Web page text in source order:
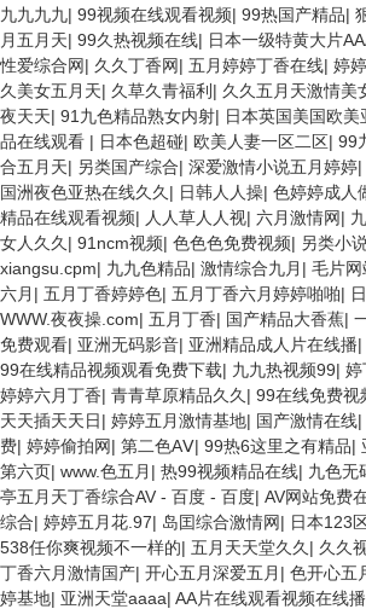
九九九九| 99视频在线观看视频| 99热国产精品|
月五月天| 99久热视频在线| 日本一级特黄大片
性爱综合网| 久久丁香网| 五月婷婷丁香在线| 婷
久美女五月天| 久草久青福利| 久久五月天激情美
夜天天| 91九色精品熟女内射| 日本英国美国欧
品在线观看 | 日本色超碰| 欧美人妻一区二区| 99
合五月天| 另类国产综合| 深爱激情小说五月婷婷|
国洲夜色亚热在线久久 | 日韩人人操| 色婷婷成人
精品在线观看视频| 人人草人人视| 六月激情网|
女人久久 | 91ncm视频| 色色色免费视频| 另类小
xiangsu.cpm| 九九色精品| 激情综合九月 | 毛片
六月 | 五月丁香婷婷色| 五月丁香六月婷婷啪啪|
WWW.夜夜操.com| 五月丁香| 国产精品大香蕉|
免费观看| 亚洲无码影音| 亚洲精品成人片在线播|
99在线精品视频观看免费下载| 九九热视频99| 婷
婷婷六月丁香| 青青草原精品久久 | 99在线免费视
天天插天天日| 婷婷五月激情基地| 国产激情在线|
费| 婷婷偷拍网| 第二色AⅤ| 99热6这里之有精品|
第六页| www.色五月 | 热99视频精品在线| 九色无
亭五月天丁香综合AV - 百度 - 百度| AV网站免费
综合| 婷婷五月花.97| 岛囯综合激情网| 日本123
538任你爽视频不一样的| 五月天天堂久久 | 久久
丁香六月激情国产| 开心五月深爱五月 | 色开心五
婷基地| 亚洲天堂aaaa| AA片在线观看视频在线